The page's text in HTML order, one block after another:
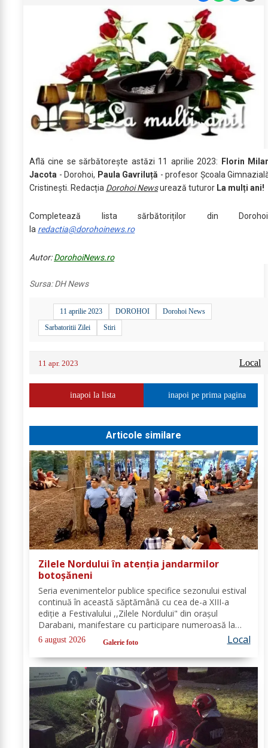
Află cine se sărbătoreşte astăzi 11 aprilie 2023:
Florin
Jacota - Dorohoi, Paula Gavriluță - profesor Școala
Cristinești. Redacția Dorohoi Newsurează tuturor La mulți ani!
Completează lista sărbătoriților din
la redactia@dorohoinews.ro
Autor:DorohoiNews.ro
Sursa:DH News
11 aprilie 2023 DOROHOI
Dorohoi News
Sarbatoritii Zilei
Stiri
11 apr. 2023 Local
inapoi la lista inapoi pe prima pagina
Articole similare
Zilele Nordului în atenția jandarmilor
botoșăneni
Seria evenimentelor publice specifice sezonului estival
continuă în această săptămână cu cea de-a XIII-a
ediție a Festivalului ,,Zilele Nordului" din orașul
Darabani, manifestare cu participare numeroasă la
care Inspectoratul de Jandarmi Județean Botoșani, în
cooperare cu partenerii instituționali,...
6 august 2026 Galerie foto Local